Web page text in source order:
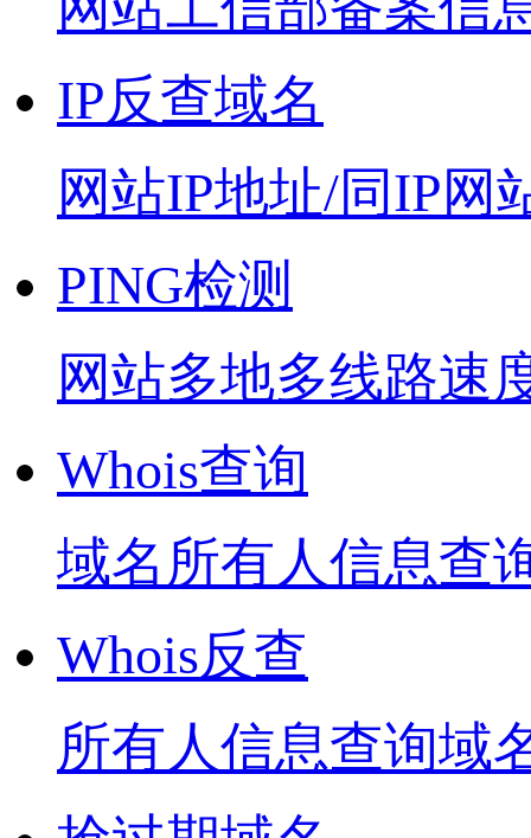
IP反查域名
网站IP地址/同IP网
PING检测
网站多地多线路速
Whois查询
域名所有人信息查
Whois反查
所有人信息查询域